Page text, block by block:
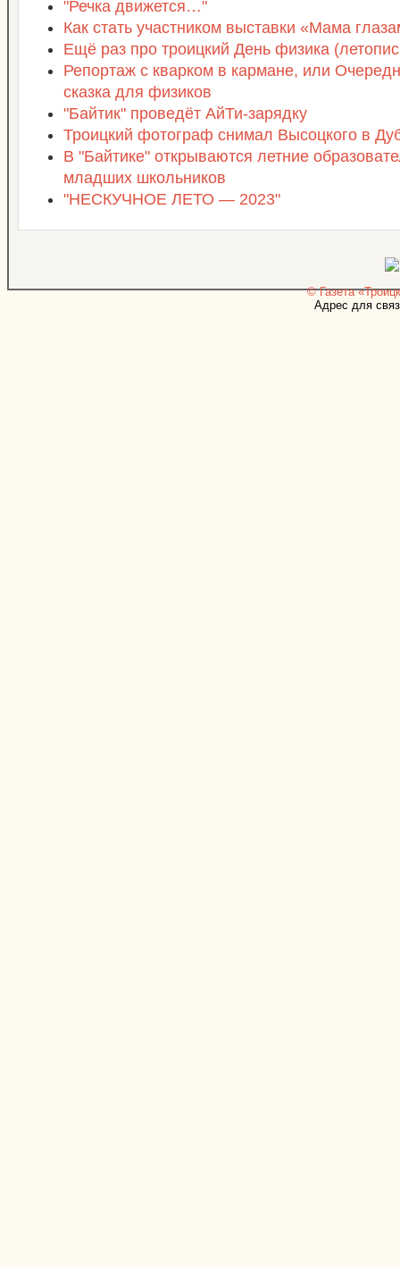
"Речка движется…"
Как стать участником выставки «Мама
Ещё раз про троицкий День физика
Репортаж с кварком в кармане, или
сказка для физиков
"Байтик" проведёт АйТи-зарядку
Троицкий фотограф снимал Высоцкого в
В "Байтике" открываются летние
младших школьников
"НЕСКУЧНОЕ ЛЕТО — 2023"
© Газета
Адрес для